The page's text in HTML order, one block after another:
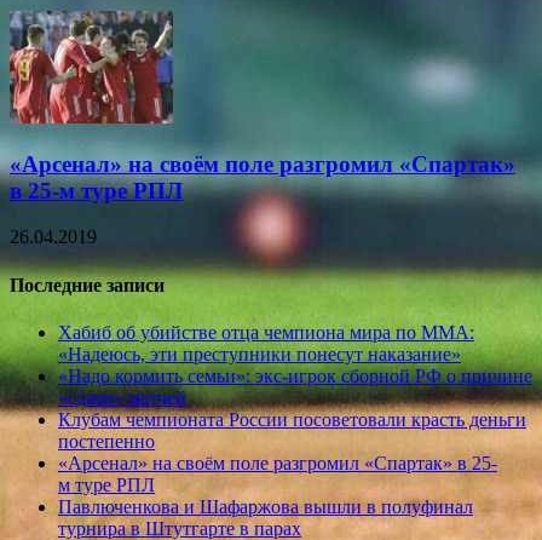
«Арсенал» на своём поле разгромил «Спартак»
в 25-м туре РПЛ
26.04.2019
Последние записи
Хабиб об убийстве отца чемпиона мира по ММА:
«Надеюсь, эти преступники понесут наказание»
«Надо кормить семьи»: экс-игрок сборной РФ о причине
«сдачи» матчей
Клубам чемпионата России посоветовали красть деньги
постепенно
«Арсенал» на своём поле разгромил «Спартак» в 25-
м туре РПЛ
Павлюченкова и Шафаржова вышли в полуфинал
турнира в Штутгарте в парах